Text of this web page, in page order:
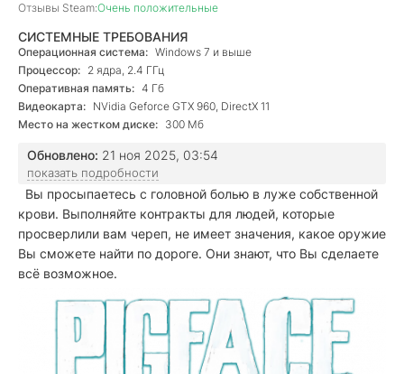
Отзывы Steam:Очень положительные
СИСТЕМНЫЕ ТРЕБОВАНИЯ
Операционная система: Windows 7 и выше
Процессор: 2 ядра, 2.4 ГГц
Оперативная память: 4 Гб
Видеокарта: NVidia Geforce GTX 960, DirectX 11
Место на жестком диске: 300 Мб
Обновлено: 21 ноя 2025, 03:54
показать подробности
Вы просыпаетесь с головной болью в луже собственной
крови. Выполняйте контракты для людей, которые
просверлили вам череп, не имеет значения, какое оружие
Вы сможете найти по дороге. Они знают, что Вы сделаете
всё возможное.